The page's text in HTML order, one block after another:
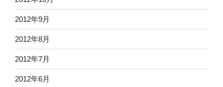
2012年9月
2012年8月
2012年7月
2012年6月